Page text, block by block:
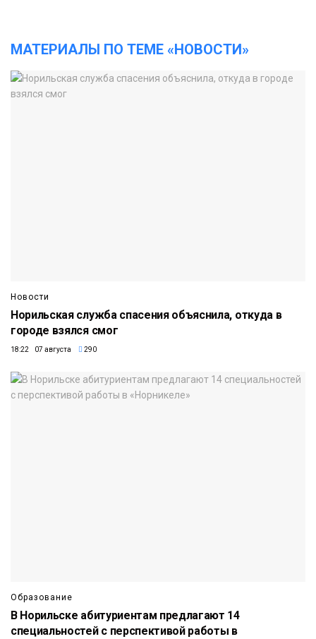
МАТЕРИАЛЫ ПО ТЕМЕ «НОВОСТИ»
Новости
Норильская служба спасения объяснила, откуда в
городе взялся смог
18:22 07 августа 290
Образование
В Норильске абитуриентам предлагают 14
специальностей с перспективой работы в